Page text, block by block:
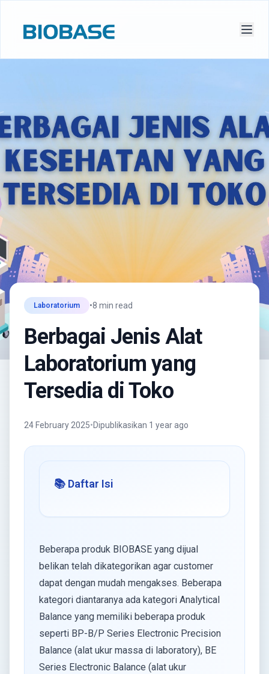
Laboratorium •8 min read
Berbagai Jenis Alat
Laboratorium yang
Tersedia di Toko
24 February 2025•Dipublikasikan 1 year ago
📚 Daftar Isi
Beberapa produk BIOBASE yang dijual
belikan telah dikategorikan agar customer
dapat dengan mudah mengakses. Beberapa
kategori diantaranya ada kategori Analytical
Balance yang memiliki beberapa produk
seperti BP-B/P Series Electronic Precision
Balance (alat ukur massa di laboratory), BE
Series Electronic Balance (alat ukur